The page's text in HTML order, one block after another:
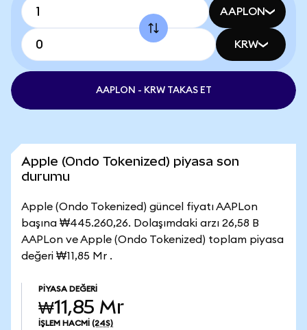
AAPLON
KRW
AAPLON - KRW TAKAS ET
Apple (Ondo Tokenized) piyasa son
durumu
Apple (Ondo Tokenized) güncel fiyatı AAPLon
başına ₩445.260,26. Dolaşımdaki arzı 26,58 B
AAPLon ve Apple (Ondo Tokenized) toplam piyasa
değeri ₩11,85 Mr .
PIYASA DEĞERI
₩11,85 Mr
İŞLEM HACMI (24S)